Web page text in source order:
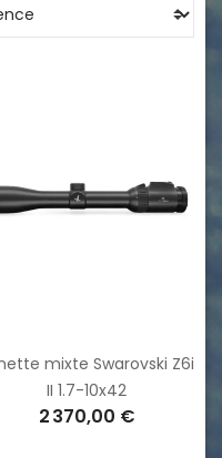
mixte Swarovski Z6i
II 1.7-10x42
2 370,00 €